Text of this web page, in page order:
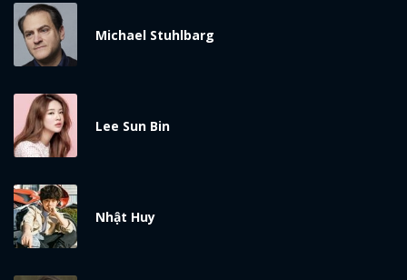
Michael Stuhlbarg
Lee Sun Bin
Nhật Huy